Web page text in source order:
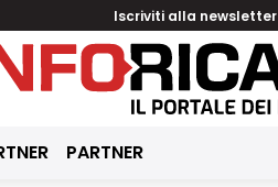
Iscriviti alla newsletter
PARTNER